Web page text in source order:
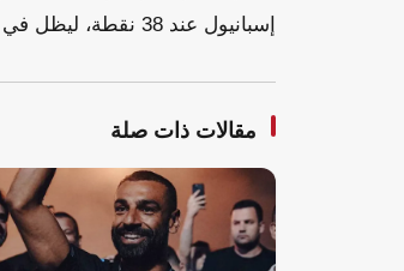
إسبانيول عند 38 نقطة، ليظل في منتصف جدول الترتيب.
مقالات ذات صلة